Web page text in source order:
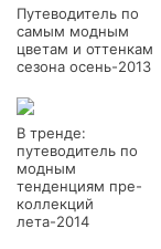
Путеводитель по
самым модным
цветам и оттенкам
сезона осень-2013
В тренде:
путеводитель по
модным
тенденциям пре-
коллекций
лета-2014